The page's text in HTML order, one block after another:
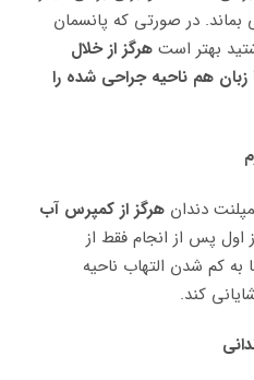
بماند. در صورتی که پانسمان
بهتر است هرگز از خلال
زبان هم ناحیه جراحی شده را
دندان هرگز از کمپرس آب
اول پس از انجام فقط از
کم شدن التهاب ناحیه
کند.